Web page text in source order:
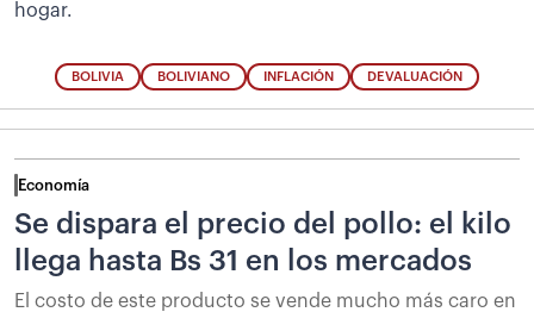
hogar.
BOLIVIA BOLIVIANO INFLACIÓN DEVALUACIÓN
Economía
Se dispara el precio del pollo: el kilo
llega hasta Bs 31 en los mercados
El costo de este producto se vende mucho más caro en